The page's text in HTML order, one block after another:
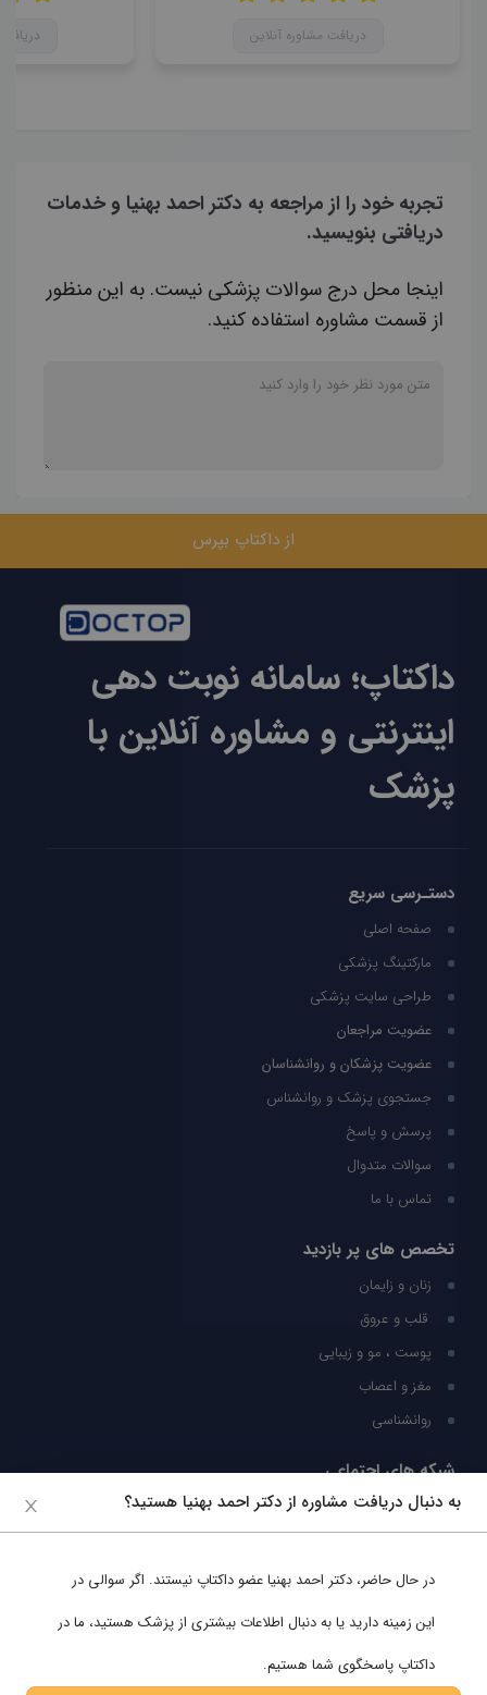
دریافت مشاوره آنلاین
تجربه خود را از مراجعه به دکتر احمد بهنیا و خدمات
دریافتی بنویسید.
اینجا محل درج سوالات پزشکی نیست. به این منظور
از قسمت مشاوره استفاده کنید.
از داکتاپ بپرس
داکتاپ؛ سامانه نوبت دهی
اینترنتی و مشاوره آنلاین با
پزشک
دستـرسی سریع
صفحه اصلی
مارکتینگ پزشکی
طراحی سایت پزشکی
عضویت مراجعان
عضویت پزشکان و روانشناسان
جستجوی پزشک و روانشناس
پرسش و پاسخ
سوالات متدوال
تماس با ما
تخصص های پر بازدید
زنان و زایمان
قلب و عروق
پوست ، مو و زیبایی
مغز و اعصاب
روانشناسی
شبکه های اجتماعی
ما را در شبکه های اجتماعی دنبال کنید
به دنبال دریافت مشاوره از دکتر احمد بهنیا هستید؟
در حال حاضر، دکتر احمد بهنیاعضو داکتاپ نیستند. اگر سوالی در
این زمینه دارید یا به دنبال اطلاعات بیشتری از پزشک هستید، ما در
داکتاپ پاسخگوی شما هستیم.